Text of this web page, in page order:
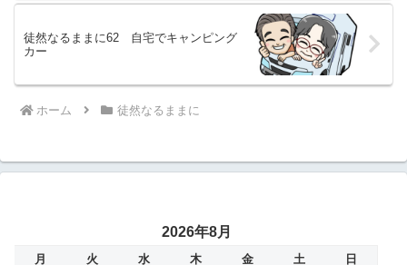
徒然なるままに62 自宅でキャンピング
カー
ホーム 徒然なるままに
2026年8月
月 火 水 木 金 土
日